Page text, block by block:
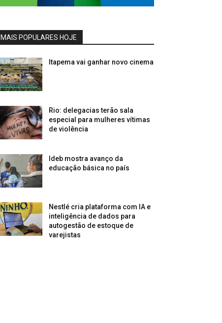
MAIS POPULARES HOJE
Itapema vai ganhar novo cinema
Rio: delegacias terão sala
especial para mulheres vítimas
de violência
Ideb mostra avanço da
educação básica no país
Nestlé cria plataforma com IA e
inteligência de dados para
autogestão de estoque de
varejistas